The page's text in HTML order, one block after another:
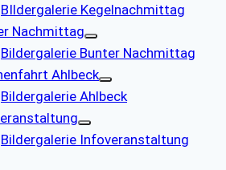
BIldergalerie Kegelnachmittag
Nachmittag
Bildergalerie Bunter Nachmittag
Ahlbeck
Bildergalerie Ahlbeck
Bildergalerie Infoveranstaltung